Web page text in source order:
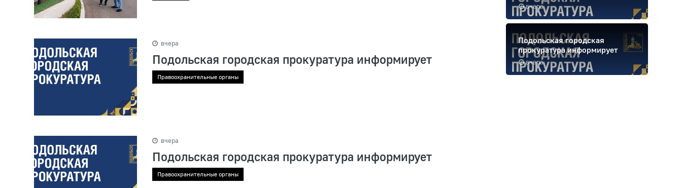
вчера
Подольская городская прокуратура информирует
Правоохранительные органы
вчера
Подольская городская прокуратура информирует
Правоохранительные органы
вчера
вчера
Подольская городская
прокуратура информирует